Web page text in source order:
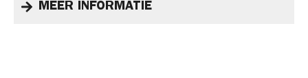
MEER INFORMATIE